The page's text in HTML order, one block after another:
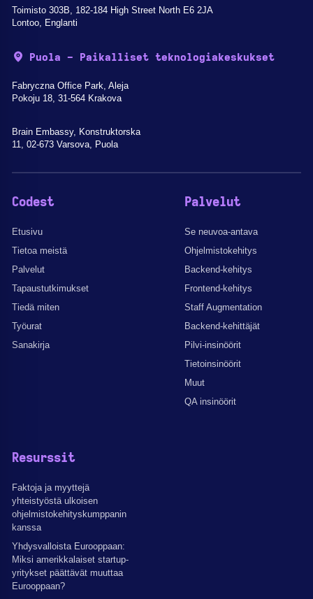
Toimisto 303B, 182-184 High Street North E6 2JA
Lontoo, Englanti
Puola - Paikalliset teknologiakeskukset
Fabryczna Office Park, Aleja
Pokoju 18, 31-564 Krakova
Brain Embassy, Konstruktorska
11, 02-673 Varsova, Puola
Codest
Etusivu
Tietoa meistä
Palvelut
Tapaustutkimukset
Tiedä miten
Työurat
Sanakirja
Palvelut
Se neuvoa-antava
Ohjelmistokehitys
Backend-kehitys
Frontend-kehitys
Staff Augmentation
Backend-kehittäjät
Pilvi-insinöörit
Tietoinsinöörit
Muut
QA insinöörit
Resurssit
Faktoja ja myyttejä
yhteistyöstä ulkoisen
ohjelmistokehityskumppanin
kanssa
Yhdysvalloista Eurooppaan:
Miksi amerikkalaiset startup-
yritykset päättävät muuttaa
Eurooppaan?